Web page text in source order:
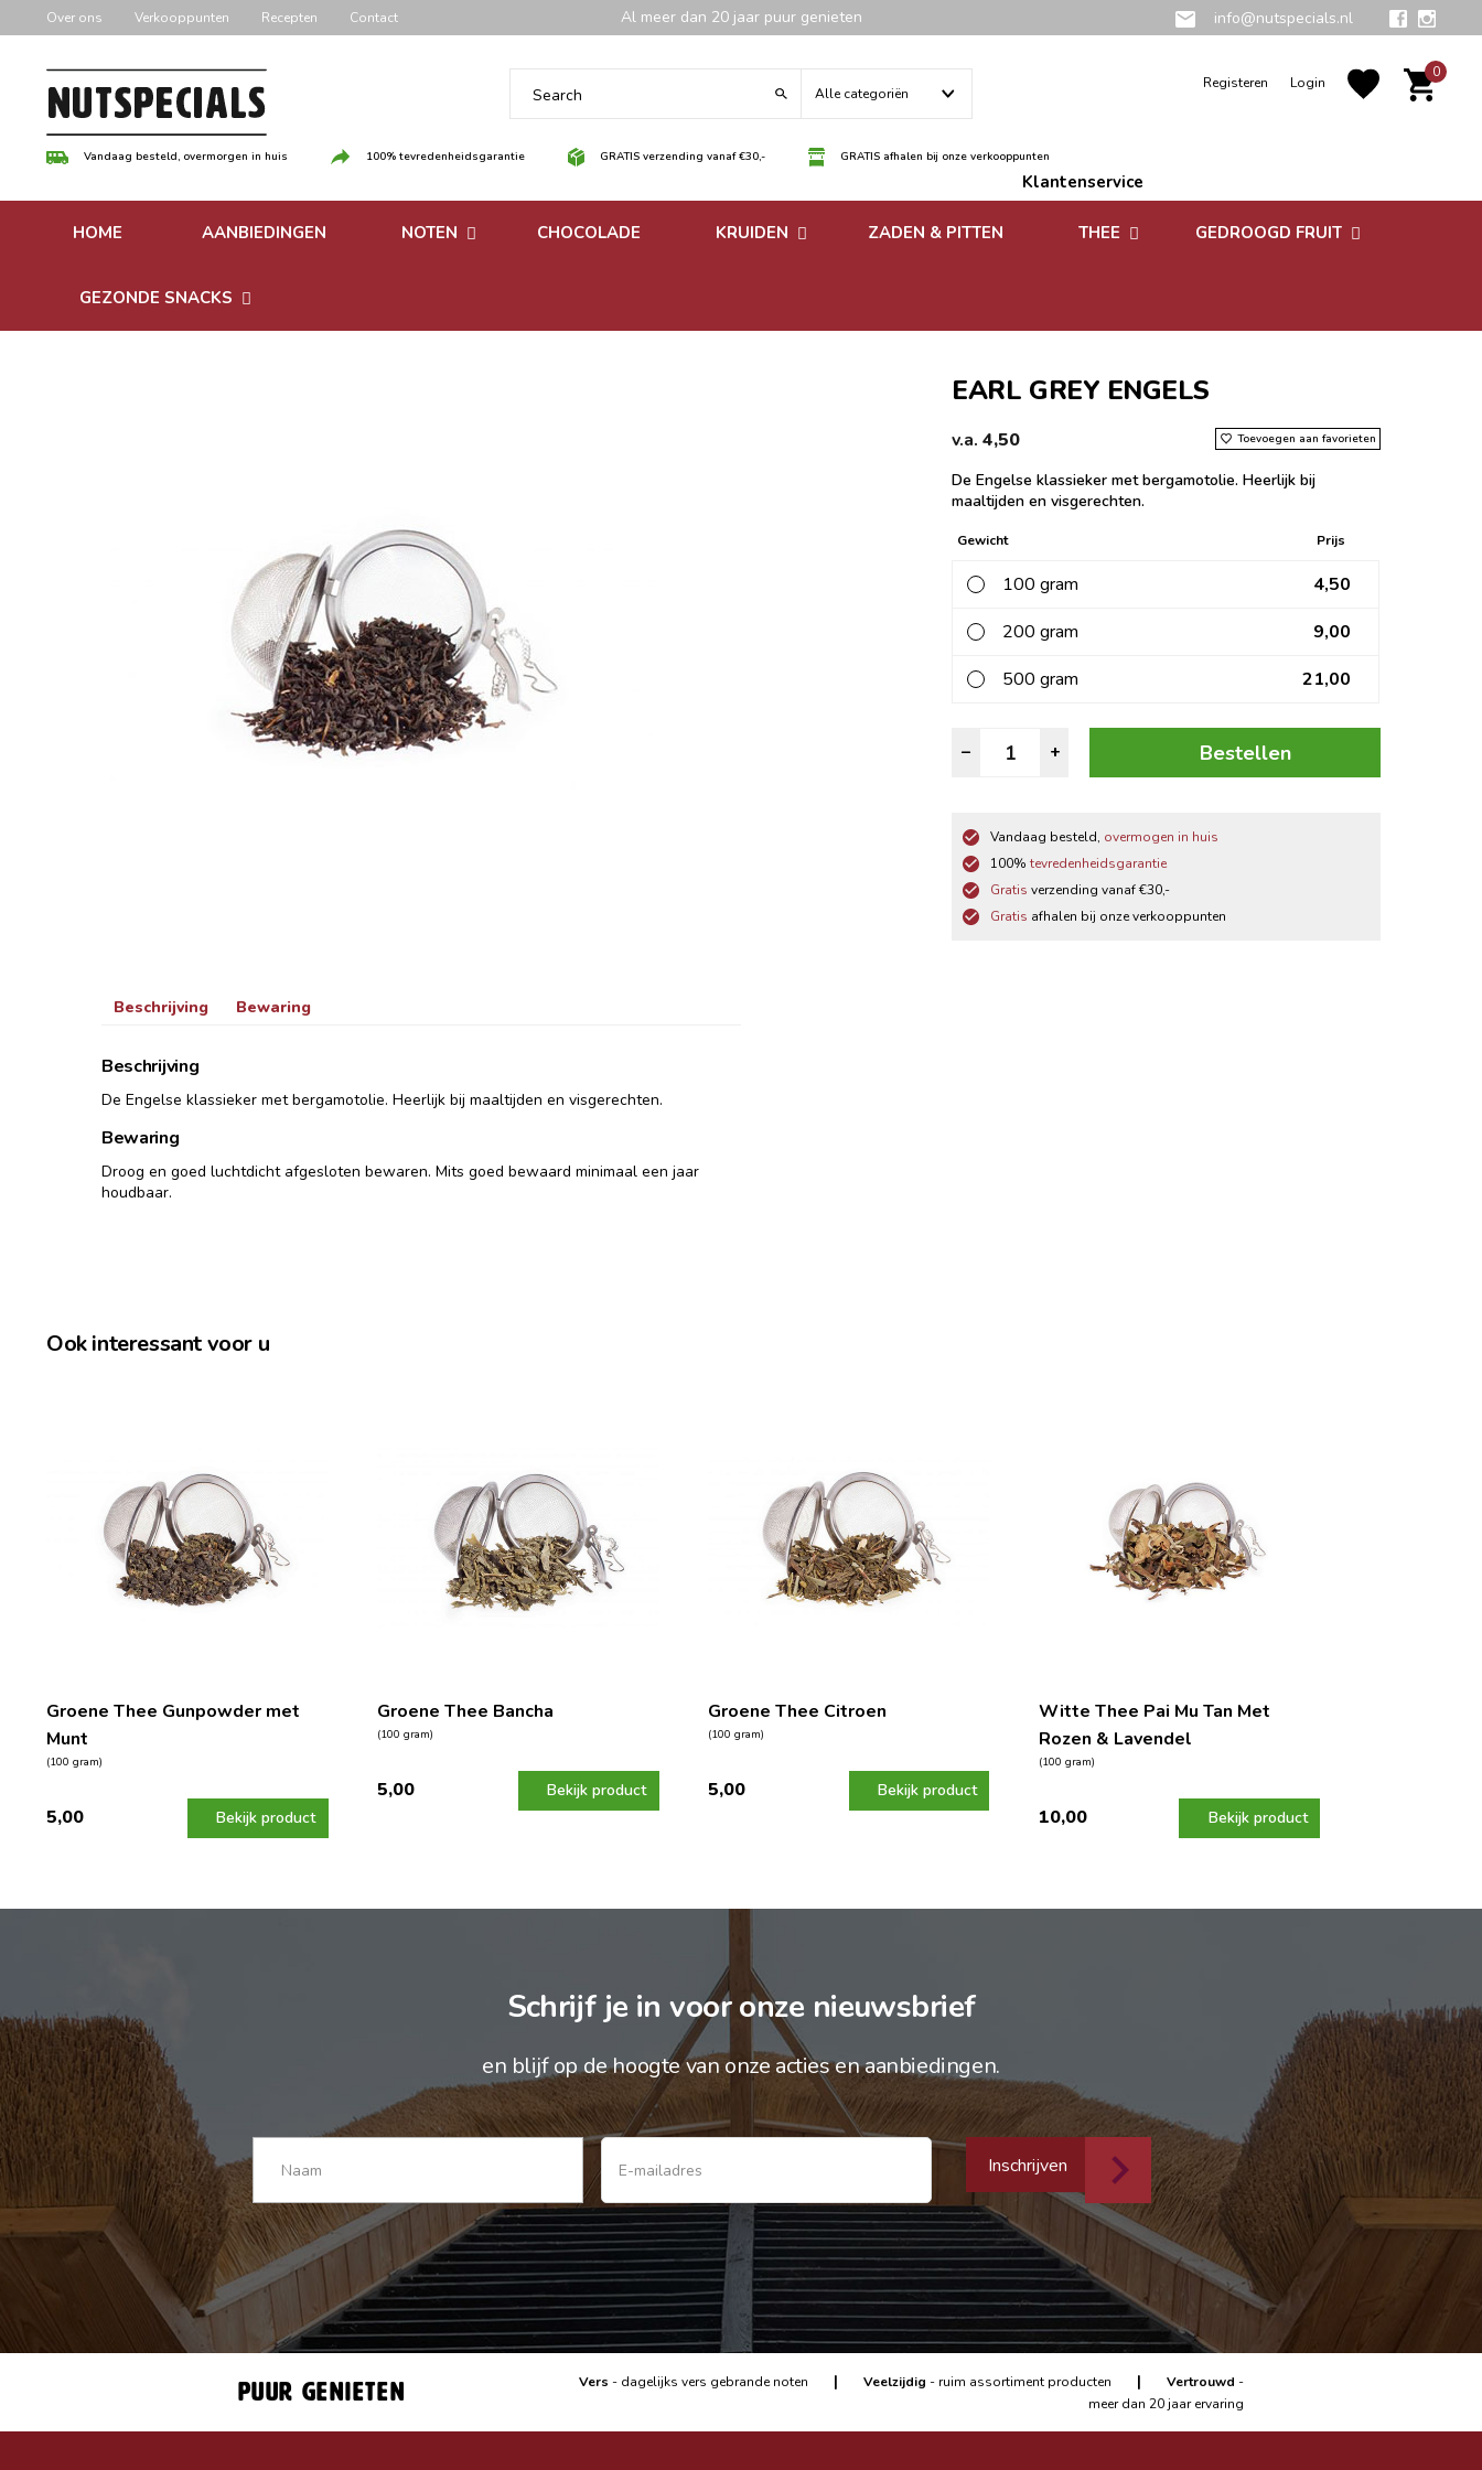
naar
inhoud
Over ons Verkooppunten Recepten Contact Al meer dan 20 jaar puur genieten info@nutspecials.nl
Alle categoriën
0
Registeren Login
Vandaag besteld, overmorgen in huis 100% tevredenheidsgarantie GRATIS verzending vanaf €30,- GRATIS afhalen bij onze verkooppunten
Klantenservice
HOME AANBIEDINGEN NOTEN
Ongebrande noten
CHOCOLADE KRUIDEN
Kruidenmixen zonder
ZADEN & PITTEN THEE
Kruidenthee
Rooibos thee
Witte thee
GEDROOGD FRUIT
Superfoods
GEZONDE SNACKS
EARL GREY ENGELS
v.a. 4,50 Toevoegen aan favorieten
De Engelse klassieker met bergamotolie. Heerlijk bij
maaltijden en visgerechten.
Gewicht Prijs
100 gram
200 gram
500 gram
4,50
9,00
21,00
–
Grey
+ Bestellen
Vandaag besteld, overmogen in huis
100%tevredenheidsgarantie
Gratis verzending vanaf €30,-
Gratis afhalen bij onze verkooppunten
Beschrijving Bewaring
Beschrijving
De Engelse klassieker met bergamotolie. Heerlijk bij maaltijden en visgerechten.
Bewaring
Droog en goed luchtdicht afgesloten bewaren. Mits goed bewaard minimaal een jaar
houdbaar.
Ook interessant voor u
Groene Thee Gunpowder met
Munt
(100 gram)
5,00 Bekijk product
Groene Thee Bancha
(100 gram)
5,00 Bekijk product
Groene Thee Citroen
(100 gram)
5,00 Bekijk product
Witte Thee Pai Mu Tan Met
Rozen & Lavendel
(100 gram)
10,00 Bekijk product
Schrijf je in voor onze nieuwsbrief
en blijf op de hoogte van onze acties en aanbiedingen.
Inschrijven
Puur genieten Vers - dagelijks vers gebrande noten | Veelzijdig - ruim assortiment producten | Vertrouwd -
meer dan 20 jaar ervaring